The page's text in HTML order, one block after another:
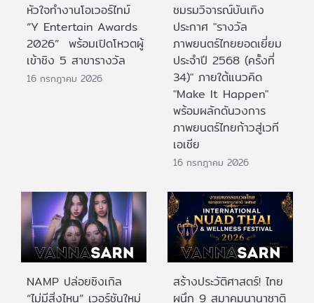
หัวใจทำงานโอเวอร์ไทม์
“Y Entertain Awards
2026” พร้อมเปิดโหวตผู้
เข้าชิง 5 สาขารางวัล
16 กรกฎาคม 2026
ชมรมวิจารณ์บันเทิง
ประกาศ "รางวัล
ภาพยนตร์ไทยยอดเยี่ยม
ประจําปี 2568 (ครั้งที่
34)" ภายใต้แนวคิด
"Make It Happen"
พร้อมผลักดันวงการ
ภาพยนตร์ไทยก้าวสู่เวที
เอเชีย
16 กรกฎาคม 2026
NAMP ปล่อยซิงเกิล
“ไม่มีสิ่งไหน” เวอร์ชันใหม่
สร้างประวัติศาสตร์! ไทย
ผนึก 9 สมาคมนานาชาติ